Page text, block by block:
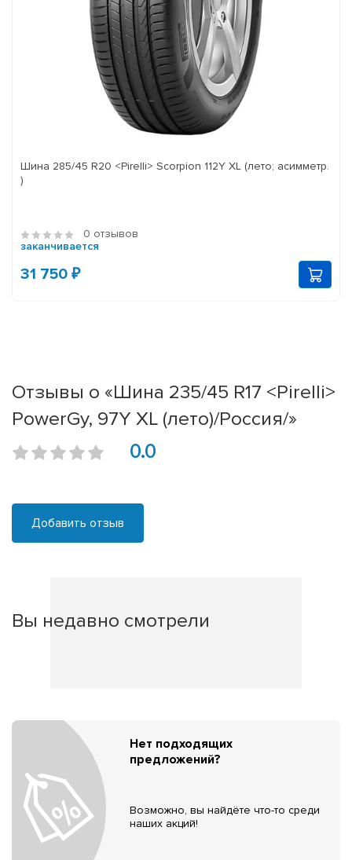
Шина 285/45 R20 <Pirelli> Scorpion 112Y XL (лето; асимметр.
)
0 отзывов
заканчивается
31 750 ₽
Отзывы о «Шина 235/45 R17 <Pirelli>
PowerGy, 97Y XL (лето)/Россия/»
0.0
Добавить отзыв
Вы недавно смотрели
Нет подходящих
предложений?
Возможно, вы найдёте что-то среди
наших акций!